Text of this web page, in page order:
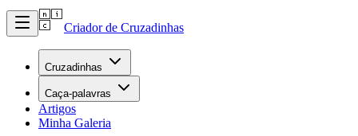
Criador de Cruzadinhas
Cruzadinhas
Caça-palavras
Artigos
Minha Galeria